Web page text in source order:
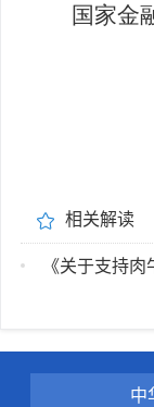
国家金
相关解读
《关于支持
中